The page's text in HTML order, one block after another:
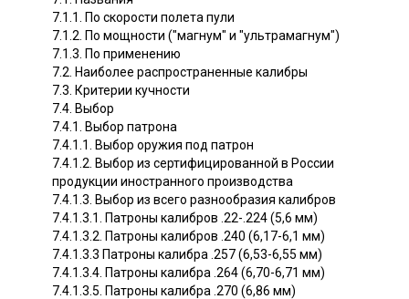
7.1.1. По скорости полета пули
7.1.2. По мощности ("магнум" и "ультрамагнум")
7.1.3. По применению
7.2. Наиболее распространенные калибры
7.3. Критерии кучности
7.4. Выбор
7.4.1. Выбор патрона
7.4.1.1. Выбор оружия под патрон
7.4.1.2. Выбор из сертифицированной в России
продукции иностранного производства
7.4.1.3. Выбор из всего разнообразия калибров
7.4.1.3.1. Патроны калибров .22-.224 (5,6 мм)
7.4.1.3.2. Патроны калибров .240 (6,17-6,1 мм)
7.4.1.3.3 Патроны калибра .257 (6,53-6,55 мм)
7.4.1.3.4. Патроны калибра .264 (6,70-6,71 мм)
7.4.1.3.5. Патроны калибра .270 (6,86 мм)